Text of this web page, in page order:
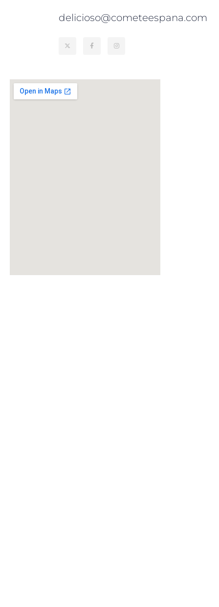
delicioso@cometeespana.com